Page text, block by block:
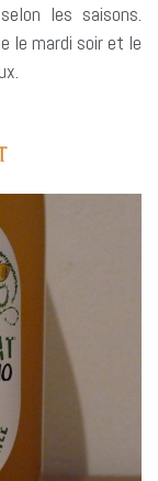
les saisons.
le mardi soir et le